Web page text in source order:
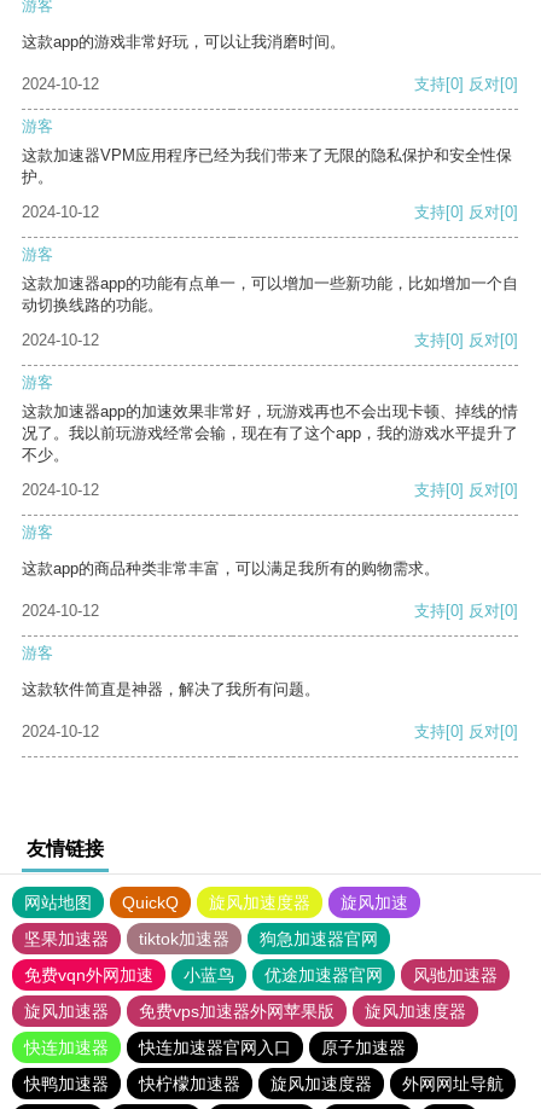
游客
这款app的游戏非常好玩，可以让我消磨时间。
2024-10-12 支持[0] 反对[0]
游客
这款加速器VPM应用程序已经为我们带来了无限的隐私保护和安全性保
护。
2024-10-12
支持[0] 反对[0]
游客
这款加速器app的功能有点单一，可以增加一些新功能，比如增加一个自
动切换线路的功能。
2024-10-12
支持[0] 反对[0]
游客
这款加速器app的加速效果非常好，玩游戏再也不会出现卡顿、掉线的情
况了。我以前玩游戏经常会输，现在有了这个app，我的游戏水平提升了
不少。
2024-10-12
支持[0] 反对[0]
游客
这款app的商品种类非常丰富，可以满足我所有的购物需求。
2024-10-12 支持[0] 反对[0]
游客
这款软件简直是神器，解决了我所有问题。
2024-10-12 支持[0] 反对[0]
友情链接
网站地图 QuickQ 旋风加速度器
旋风加速
坚果加速器
tiktok加速器
狗急加速器官网
免费vqn外网加速
小蓝鸟 优途加速器官网
风驰加速器
旋风加速器
免费vps加速器外网苹果版
旋风加速度器
快连加速器
快连加速器官网入口
原子加速器
快鸭加速器
快柠檬加速器 旋风加速度器
外网网址导航